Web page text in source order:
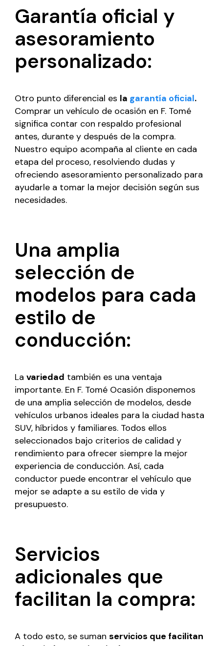
Garantía oficial y
asesoramiento
personalizado:
Otro punto diferencial es la garantía oficial.
Comprar un vehículo de ocasión en F. Tomé
significa contar con respaldo profesional
antes, durante y después de la compra.
Nuestro equipo acompaña al cliente en cada
etapa del proceso, resolviendo dudas y
ofreciendo asesoramiento personalizado para
ayudarle a tomar la mejor decisión según sus
necesidades.
Una amplia
selección de
modelos para cada
estilo de
conducción:
La variedad también es una ventaja
importante. En F. Tomé Ocasión disponemos
de una amplia selección de modelos, desde
vehículos urbanos ideales para la ciudad hasta
SUV, híbridos y familiares. Todos ellos
seleccionados bajo criterios de calidad y
rendimiento para ofrecer siempre la mejor
experiencia de conducción. Así, cada
conductor puede encontrar el vehículo que
mejor se adapte a su estilo de vida y
presupuesto.
Servicios
adicionales que
facilitan la compra:
A todo esto, se suman servicios que facilitan